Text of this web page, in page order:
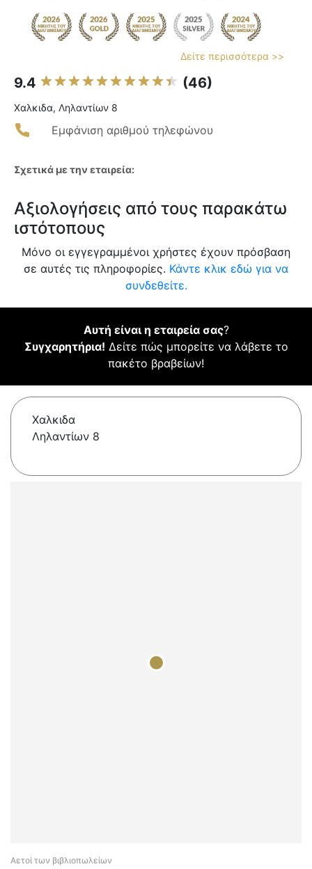
Δείτε περισσότερα >>
9.4 (46)
Χαλκιδα, Ληλαντίων 8
Εμφάνιση αριθμού τηλεφώνου
Σχετικά με την εταιρεία:
Αξιολογήσεις από τους παρακάτω
ιστότοπους
Μόνο οι εγγεγραμμένοι χρήστες έχουν πρόσβαση
σε αυτές τις πληροφορίες. Κάντε κλικ εδώ για να
συνδεθείτε.
Αυτή είναι η εταιρεία σας?
Συγχαρητήρια! Δείτε πώς μπορείτε να λάβετε το
πακέτο βραβείων!
Χαλκιδα
Ληλαντίων 8
Αετοί των βιβλιοπωλείων